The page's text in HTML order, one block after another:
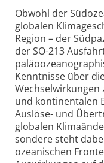
Obwohl der
globalen
Region – der
der SO-213
Kenntnisse über
Wechselwirkungen
und konti­nentalen
Auslöse- und
globalen
sondere steht
ozeanischen